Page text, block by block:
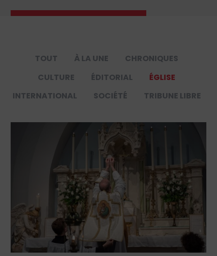
TOUT À LA UNE
CHRONIQUES
CULTURE
ÉDITORIAL
ÉGLISE
INTERNATIONAL
SOCIÉTÉ TRIBUNE LIBRE